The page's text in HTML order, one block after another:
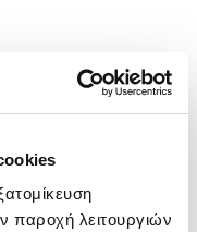
παροχή λειτουργιών